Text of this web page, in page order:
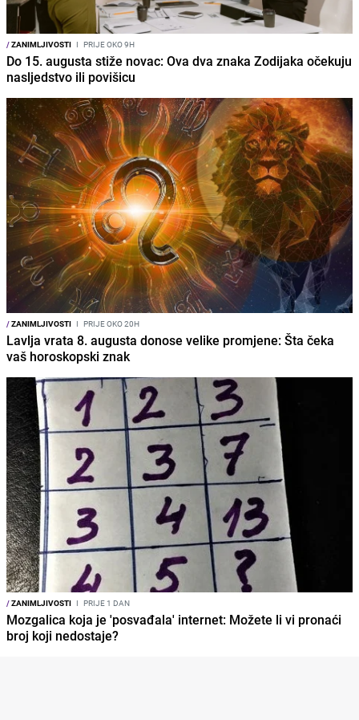
/ZANIMLJIVOSTI I PRIJE OKO 9H
Do 15. augusta stiže novac: Ova dva znaka Zodijaka očekuju
nasljedstvo ili povišicu
/ZANIMLJIVOSTI I PRIJE OKO 20H
Lavlja vrata 8. augusta donose velike promjene: Šta čeka
vaš horoskopski znak
/ZANIMLJIVOSTI I PRIJE 1 DAN
Mozgalica koja je 'posvađala' internet: Možete li vi pronaći
broj koji nedostaje?